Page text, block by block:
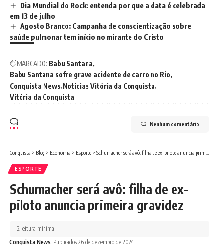
Dia Mundial do Rock: entenda por que a data é celebrada
em 13 de julho
Agosto Branco: Campanha de conscientização sobre
saúde pulmonar tem início no mirante do Cristo
MARCADO: Babu Santana
Babu Santana sofre grave acidente de carro no Rio
Conquista News Notícias Vitória da Conquista
Vitória da Conquista
Nenhum comentário
Conquista > Blog > Economia > Esporte > Schumacher será avô: filha de ex-piloto anuncia primeira gravidez
ESPORTE
Schumacher será avô: filha de ex-
piloto anuncia primeira gravidez
Conquista News Publicados 26 de dezembro de 2024
2 leitura mínima